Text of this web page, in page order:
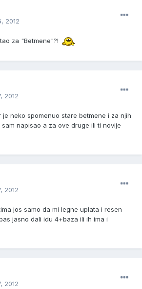
2012
za "Betmene"?!
2012
neko spomenuo stare betmene i za njih
napisao a za ove druge ili ti novije
2012
jos samo da mi legne uplata i resen
jasno dali idu 4+baza ili ih ima i
2012